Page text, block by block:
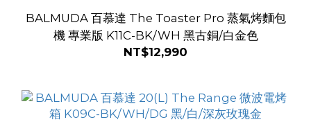
BALMUDA 百慕達 The Toaster Pro 蒸氣烤麵包
機 專業版 K11C-BK/WH 黑古銅/白金色
NT$12,990